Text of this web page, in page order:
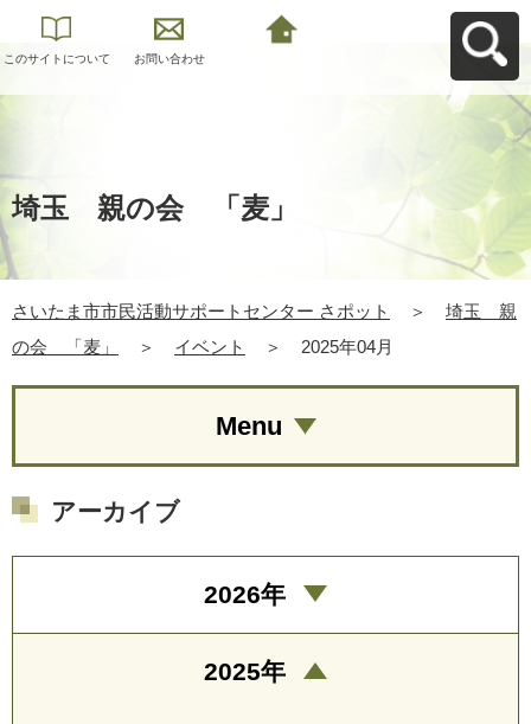
このサイトについて お問い合わせ
埼玉 親の会 「麦」
さいたま市市民活動サポートセンター さポット ＞
埼玉 親
の会 「麦」
＞ イベント ＞ 2025年04月
Menu
アーカイブ
2026年
2025年